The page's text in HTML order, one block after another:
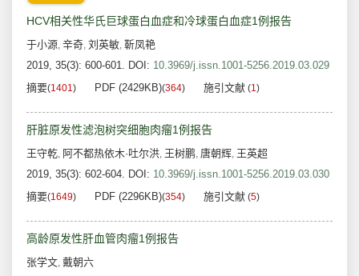
HCV相关性华氏巨球蛋白血症和冷球蛋白血症1例报告
于小源, 辛奇, 刘英敏, 靳凤艳
2019, 35(3): 600-601. DOI: 10.3969/j.issn.1001-5256.2019.03.029
摘要(1401) PDF (2429KB)(364) 施引文献 (1)
肝脏原发性滤泡树突细胞肉瘤1例报告
王守乾, 阿不都热依木·吐尔洪, 王树鹏, 唐朝辉, 王英超
2019, 35(3): 602-604. DOI: 10.3969/j.issn.1001-5256.2019.03.030
摘要(1649) PDF (2296KB)(354) 施引文献 (5)
高龄原发性肝血管肉瘤1例报告
张学文, 戴朝六